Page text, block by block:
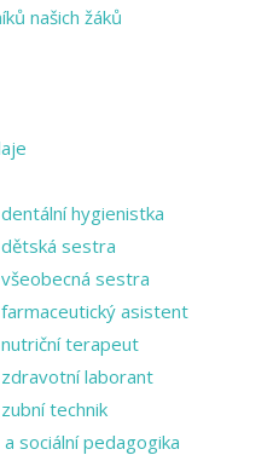
našich žáků
hygienistka
sestra
sestra
asistent
terapeut
laborant
technik
sociální pedagogika